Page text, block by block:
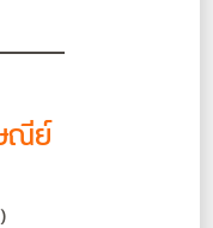
ณีย์